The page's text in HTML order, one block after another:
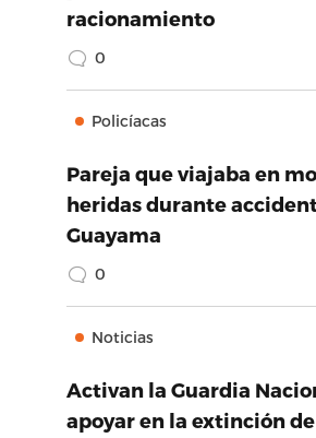
racionamiento
0
Policíacas
Pareja que viajaba en
heridas durante
Guayama
0
Noticias
Activan la Guardia
apoyar en la extinción